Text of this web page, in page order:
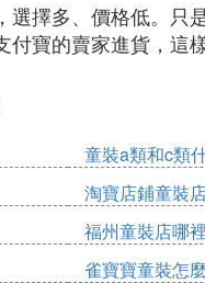
擇多、價格低。只
寶的賣家進貨，這
童裝a類和c類
淘寶店鋪童裝
福州童裝店哪
雀寶寶童裝怎